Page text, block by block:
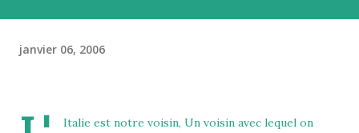
janvier 06, 2006
Italie est notre voisin, Un voisin avec lequel on